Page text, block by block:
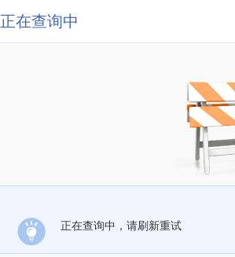
正在查询中
正在查询中，请刷新重试